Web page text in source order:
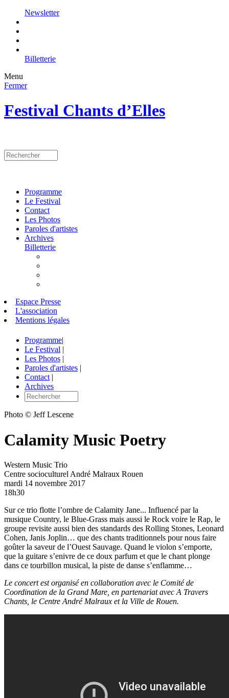
Newsletter
Billetterie
Menu
Fermer
Festival Chants d’Elles
Programme
Le Festival
Contact
Les Photos
Paroles d'artistes
Archives
Billetterie
Espace Presse
L'association
Mentions légales
Programme|
Le Festival |
Les Photos |
Paroles d'artistes |
Contact |
Archives
Photo © Jeff Lescene
Calamity Music Poetry
Western Music Trio
Centre socioculturel André Malraux Rouen
mardi 14 novembre 2017
18h30
Sur ce trio flotte l’ombre de Calamity Jane... Influencé par la
musique Country, le Blue-Grass mais aussi le Rock voire le Rap, le
groupe revisite aussi bien des standards des Rolling Stones, Leonard
Cohen, Janis Joplin… que des chants traditionnels pour nous faire
goûter la saveur de l’Ouest Sauvage. Quand le violon s’emporte,
que la guitare s’enivre de ce doux parfum et que le chant plonge
dans ce tourbillon musical, la piste de danse s’enflamme…
Le concert est organisé en collaboration avec le Comité de
Coordination de la Grand Mare, en partenariat avec A Travers
Chants, le Centre André Malraux et la Ville de Rouen.